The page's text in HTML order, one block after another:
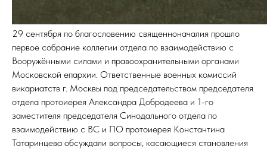
29 сентября по благословению священноначалия прошло
первое собрание коллегии отдела по взаимодействию с
Вооружёнными силами и правоохранительными органами
Московской епархии. Ответственные военных комиссий
викариатств г. Москвы под председательством председателя
отдела протоиерея Александра Добродеева и 1-го
заместителя председателя Синодального отдела по
взаимодействию с ВС и ПО протоиерея Константина
Татаринцева обсуждали вопросы, касающиеся становления